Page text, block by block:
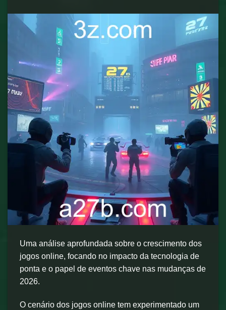
Uma análise aprofundada sobre o crescimento dos
jogos online, focando no impacto da tecnologia de
ponta e o papel de eventos chave nas mudanças de
2026.
O cenário dos jogos online tem experimentado um